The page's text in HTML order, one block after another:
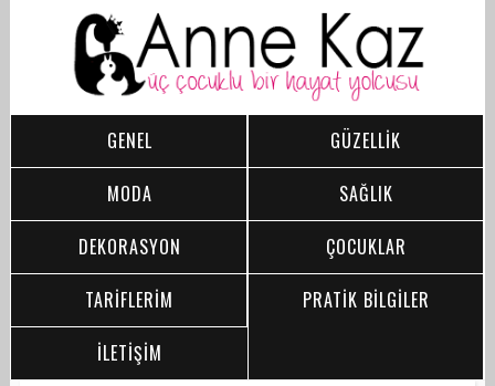
GENEL
GÜZELLİK
MODA
SAĞLIK
DEKORASYON
ÇOCUKLAR
TARİFLERİM
PRATİK BİLGİLER
İLETİŞİM